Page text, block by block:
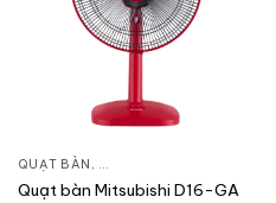
QUẠT BÀN , QUẠT ĐIỆN, QUẠT TRẦN
Quạt bàn Mitsubishi D16-GA